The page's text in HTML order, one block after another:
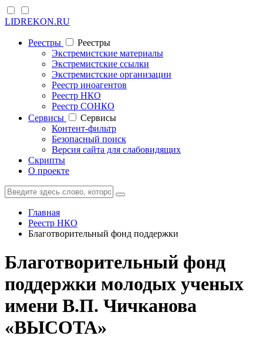
LIDREKON.RU
Реестры
Реестры
Экстремистские материалы
Экстремистские ссылки
Экстремистские организации
Реестр иноагентов
Реестр НКО
Реестр СОНКО
Cервисы
Cервисы
Контент-фильтр
Безопасный поиск
Версия сайта для слабовидящих
Скрипты
О проекте
Главная
Реестр НКО
Благотворительный фонд поддержки
Благотворительный фонд
поддержки молодых ученых
имени В.П. Чичканова
«ВЫСОТА»